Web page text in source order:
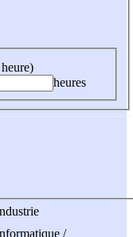
heures
/